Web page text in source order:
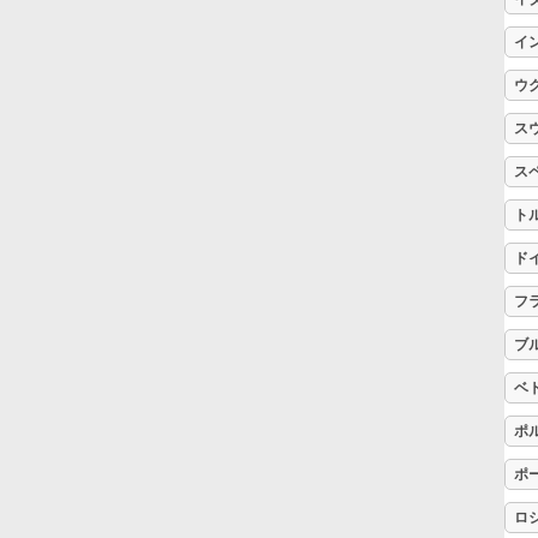
イ
ウ
ス
ス
ト
ド
フ
ブ
ベ
ポ
ポ
ロ